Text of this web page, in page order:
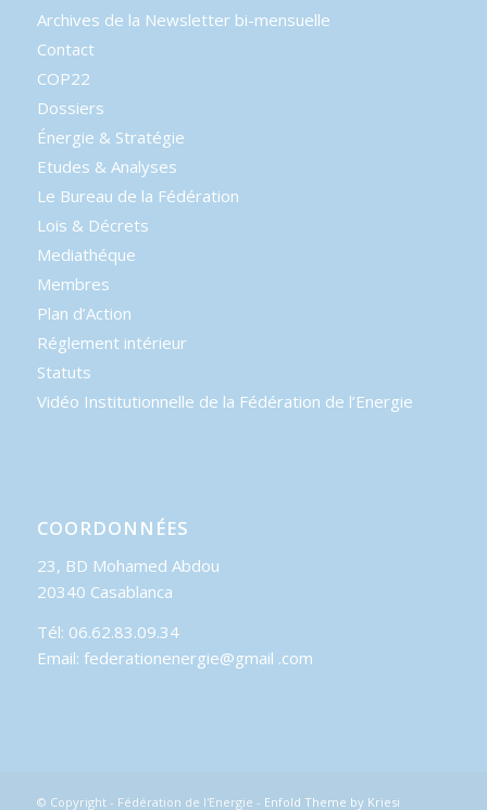
Archives de la Newsletter bi-mensuelle
Contact
COP22
Dossiers
Énergie & Stratégie
Etudes & Analyses
Le Bureau de la Fédération
Lois & Décrets
Mediathéque
Membres
Plan d’Action
Réglement intérieur
Statuts
Vidéo Institutionnelle de la Fédération de l’Energie
COORDONNÉES
23, BD Mohamed Abdou
20340 Casablanca
Tél: 06.62.83.09.34
Email: federationenergie@gmail .com
© Copyright - Fédération de l'Energie - Enfold Theme by Kriesi